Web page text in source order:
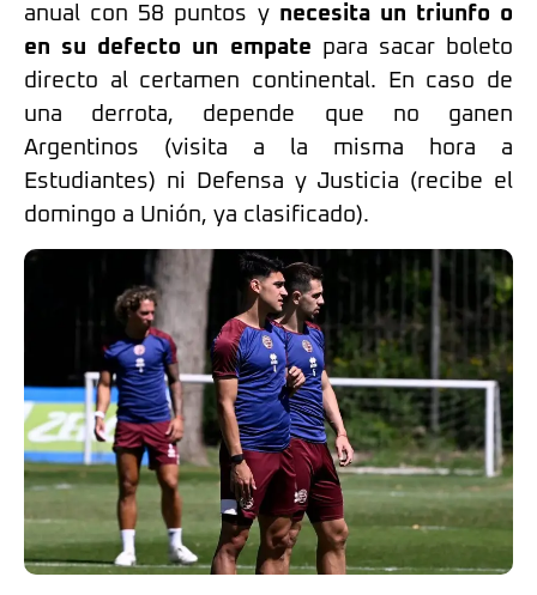
anual con 58 puntos ynecesita un triunfo o
en su defecto un empate para sacar boleto
directo al certamen continental. En caso de
una derrota, depende que no ganen
Argentinos (visita a la misma hora a
Estudiantes) ni Defensa y Justicia (recibe el
domingo a Unión, ya clasificado).